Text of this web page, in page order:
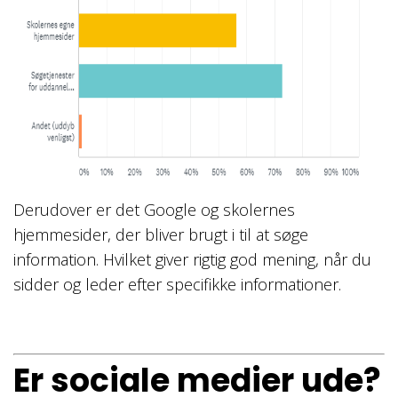
Derudover er det Google og skolernes
hjemmesider, der bliver brugt i til at søge
information. Hvilket giver rigtig god mening, når du
sidder og leder efter specifikke informationer.
Er sociale medier ude?